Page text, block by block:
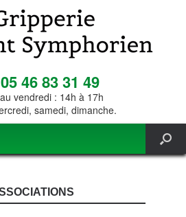
05 46 83 31 49
vendredi : 14h à 17h
samedi, dimanche.